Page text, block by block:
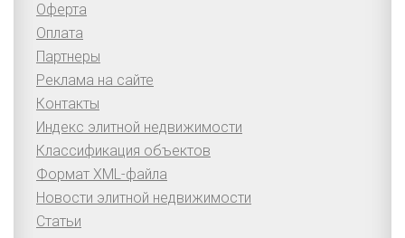
Оферта
Оплата
Партнеры
Реклама на сайте
Контакты
Индекс элитной недвижимости
Классификация объектов
Формат XML-файла
Новости элитной недвижимости
Статьи